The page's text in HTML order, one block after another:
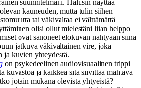
suunnitelmani. Halusin näyttää
kauneuden, mutta tulin siihen
tai väkivaltaa ei välttämättä
olisi ollut mielestäni liian helppo
ovat sanoneet elokuvan nähtyään siinä
jatkuva väkivaltainen vire, joka
ja kuvien yhteydestä.
on psykedeelinen audiovisuaalinen trippi
kuvastoa ja kaikkea sitä siivittää mahtava
jotain mukana olevista yhtyeistä?